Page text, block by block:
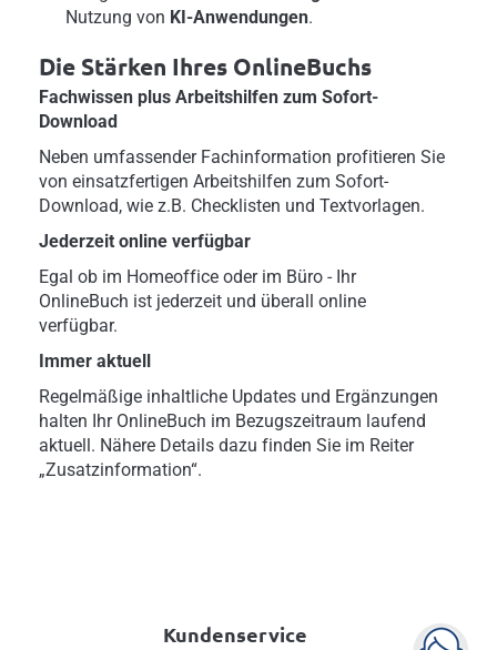
Nutzung von KI-Anwendungen.
Die Stärken Ihres OnlineBuchs
Fachwissen plus Arbeitshilfen zum Sofort-
Download
Neben umfassender Fachinformation profitieren Sie
von einsatzfertigen Arbeitshilfen zum Sofort-
Download, wie z.B. Checklisten und Textvorlagen.
Jederzeit online verfügbar
Egal ob im Homeoffice oder im Büro - Ihr
OnlineBuch ist jederzeit und überall online
verfügbar.
Immer aktuell
Regelmäßige inhaltliche Updates und Ergänzungen
halten Ihr OnlineBuch im Bezugszeitraum laufend
aktuell. Nähere Details dazu finden Sie im Reiter
„Zusatzinformation“.
Kundenservice